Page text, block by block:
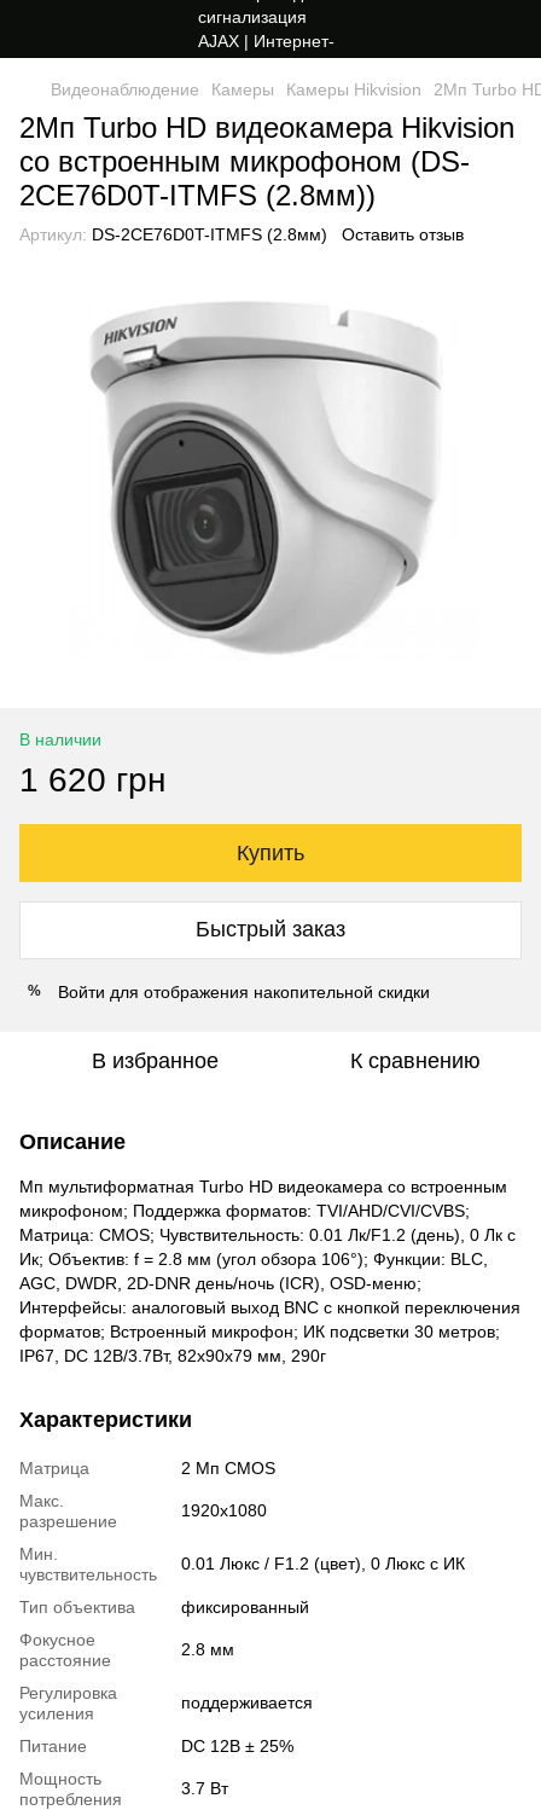
Видеонаблюдение Камеры Камеры Hikvision 2Мп Turbo
2Мп Turbo HD видеокамера Hikvision
со встроенным микрофоном (DS-
2CE76D0T-ITMFS (2.8мм))
Артикул: DS-2CE76D0T-ITMFS (2.8мм) Оставить отзыв
В наличии
1 620 грн
Купить
Быстрый заказ
% Войти для отображения накопительной скидки
В избранное К сравнению
Описание
Мп мультиформатная Turbo HD видеокамера со встроенным
микрофоном; Поддержка форматов: TVI/AHD/CVI/CVBS;
Матрица: CMOS; Чувствительность: 0.01 Лк/F1.2 (день), 0 Лк c
Ик; Объектив: f = 2.8 мм (угол обзора 106°); Функции: BLC,
AGC, DWDR, 2D-DNR день/ночь (ICR), OSD-меню;
Интерфейсы: аналоговый выход BNC с кнопкой переключения
форматов; Встроенный микрофон; ИК подсветки 30 метров;
IP67, DC 12В/3.7Вт, 82х90x79 мм, 290г
Характеристики
Матрица
2 Мп CMOS
Макс.
разрешение
1920x1080
Мин.
чувствительность
0.01 Люкс / F1.2 (цвет), 0 Люкс с ИК
Тип объектива
фиксированный
Фокусное
расстояние
2.8 мм
Регулировка
усиления
поддерживается
Питание
DC 12В ± 25%
Мощность
потребления
3.7 Вт